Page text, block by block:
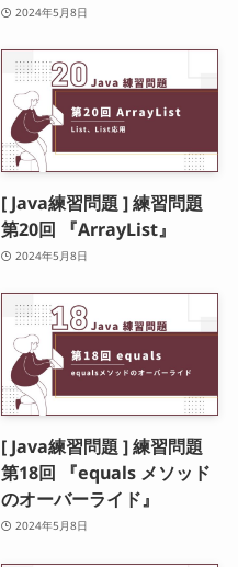
2024年5月8日
[ Java練習問題 ] 練習問題
第20回 『ArrayList』
2024年5月8日
[ Java練習問題 ] 練習問題
第18回 『equals メソッド
のオーバーライド』
2024年5月8日